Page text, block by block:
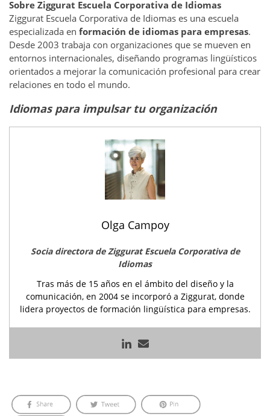
Sobre Ziggurat Escuela Corporativa de Idiomas
Ziggurat Escuela Corporativa de Idiomas es una escuela
especializada en formación de idiomas para empresas.
Desde 2003 trabaja con organizaciones que se mueven en
entornos internacionales, diseñando programas lingüísticos
orientados a mejorar la comunicación profesional para crear
relaciones en todo el mundo.
Idiomas para impulsar tu organización
Olga Campoy
Socia directora de Ziggurat Escuela Corporativa de
Idiomas
Tras más de 15 años en el ámbito del diseño y la
comunicación, en 2004 se incorporó a Ziggurat, donde
lidera proyectos de formación lingüística para empresas.